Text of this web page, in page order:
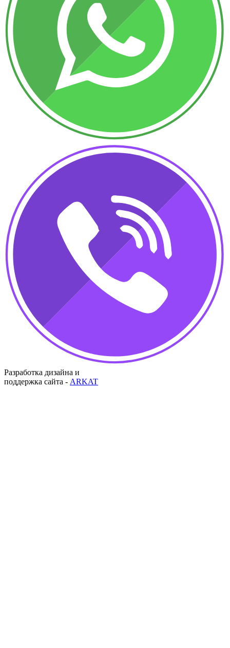
Разработка дизайна и
поддержка сайта - ARKAT